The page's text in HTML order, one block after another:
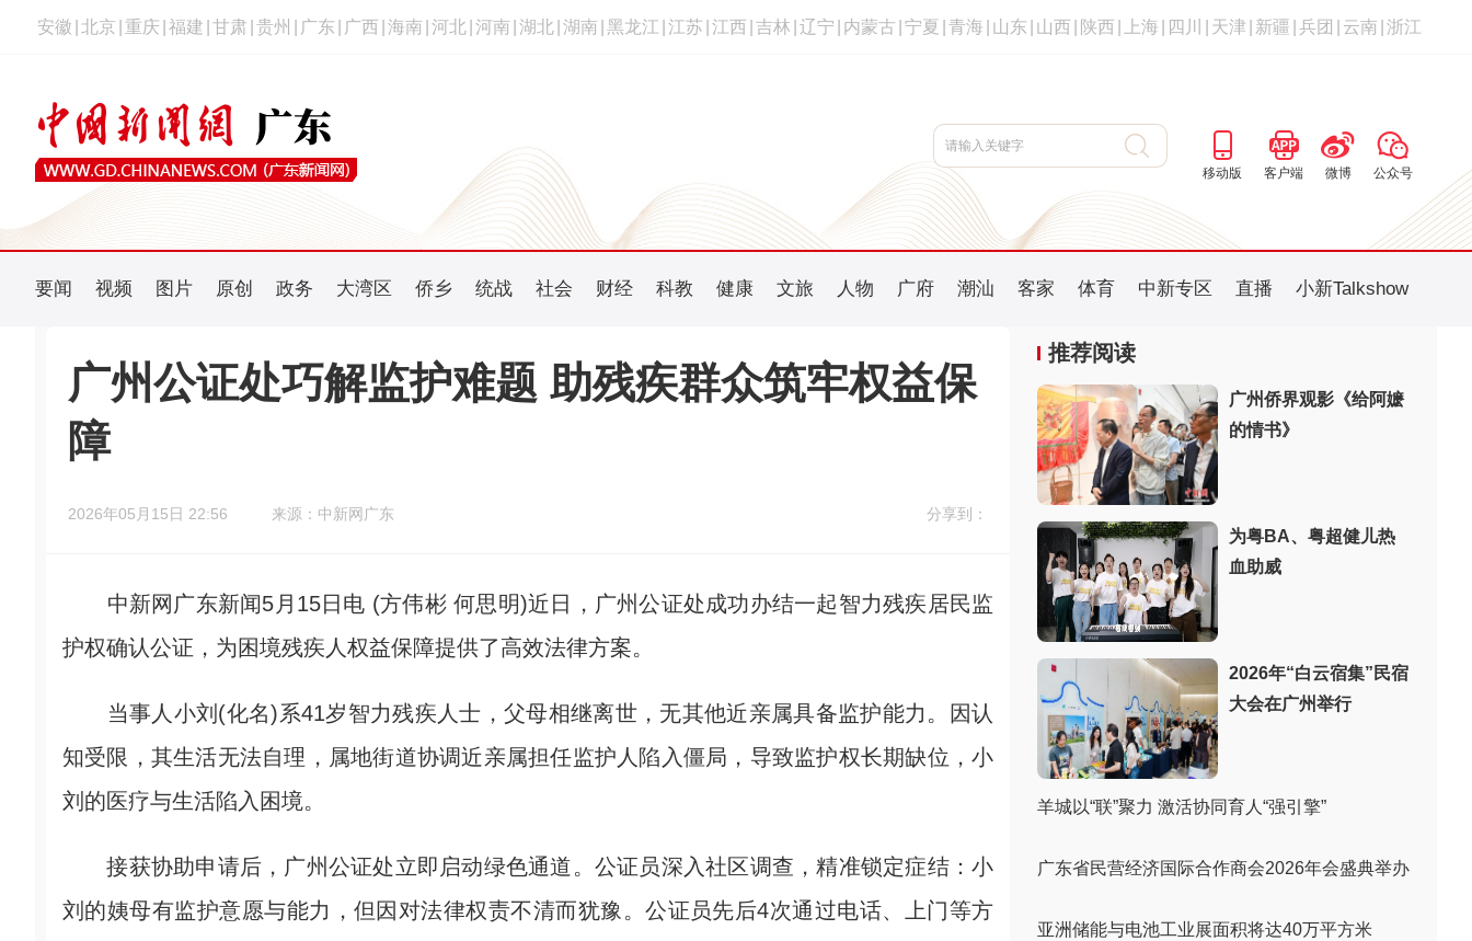
安徽 北京 重庆 福建 甘肃 贵州 广东 广西 海南 河北 河南 湖北 湖南 黑龙江 江苏 江西 吉林 辽宁 内蒙古 宁夏 青海 山东 山西 陕西 上海 四川 天津 新疆 兵团 云南 浙江
移动版 客户端 微博 公众号
要闻 视频 图片 原创 政务 大湾区 侨乡 统战 社会 财经 科教 健康 文旅 人物 广府 潮汕 客家 体育 中新专区 直播 小新Talkshow
广州公证处巧解监护难题 助残疾群众筑牢权益保
障
2026年05月15日 22:56 来源：中新网广东 分享到：
中新网广东新闻5月15日电 (方伟彬 何思明)近日，广州公证处成功办结一起智力残疾居民监
护权确认公证，为困境残疾人权益保障提供了高效法律方案。
当事人小刘(化名)系41岁智力残疾人士，父母相继离世，无其他近亲属具备监护能力。因认
知受限，其生活无法自理，属地街道协调近亲属担任监护人陷入僵局，导致监护权长期缺位，小
刘的医疗与生活陷入困境。
接获协助申请后，广州公证处立即启动绿色通道。公证员深入社区调查，精准锁定症结：小
刘的姨母有监护意愿与能力，但因对法律权责不清而犹豫。公证员先后4次通过电话、上门等方
推荐阅读
广州侨界观影《给阿嬷
的情书》
为粤BA、粤超健儿热
血助威
2026年“白云宿集”民宿
大会在广州举行
羊城以“联”聚力 激活协同育人“强引擎”
广东省民营经济国际合作商会2026年会盛典举办
亚洲储能与电池工业展面积将达40万平方米